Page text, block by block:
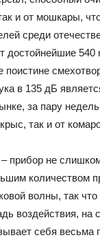
и от мошкары,
среди
достойнейшие 540
поистине
в 135 дБ
за пару
так и от
– прибор не
количеством
волны, так
воздействия, на
себя весьма